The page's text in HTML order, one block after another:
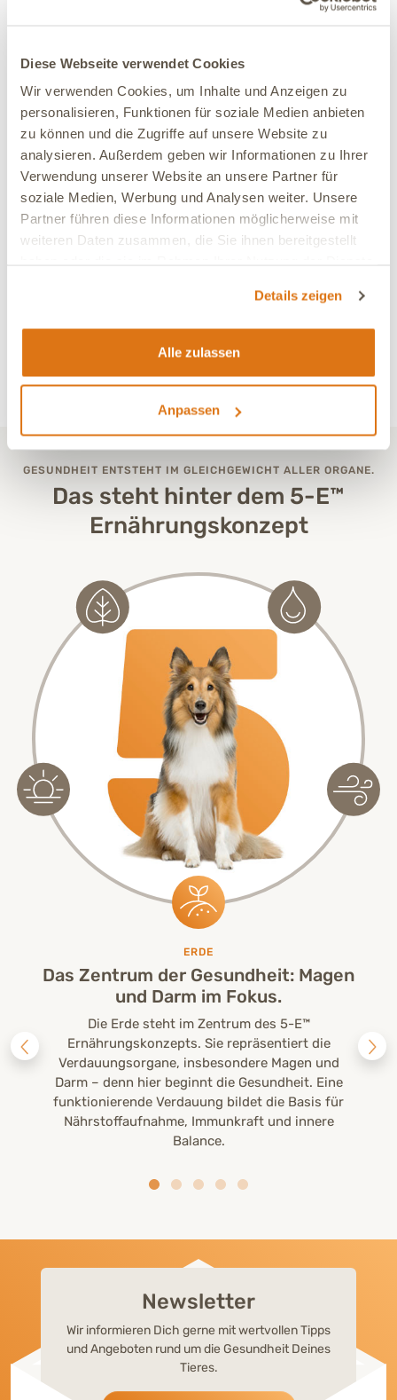
Diese Webseite verwendet Cookies
Wir verwenden Cookies, um Inhalte und Anzeigen zu
personalisieren, Funktionen für soziale Medien anbieten
zu können und die Zugriffe auf unsere Website zu
analysieren. Außerdem geben wir Informationen zu Ihrer
Verwendung unserer Website an unsere Partner für
soziale Medien, Werbung und Analysen weiter. Unsere
Partner führen diese Informationen möglicherweise mit
weiteren Daten zusammen, die Sie ihnen bereitgestellt
Details zeigen
Alle zulassen
Anpassen
4 0
3 0
2 0
1 0
Kundenbewertungen
Nassfutter für Hunde mit Ente, Süßkartoffel
& Blaubeeren"
unserem Produkt hast nimm gerneKontaktzu uns auf.
GESUNDHEIT ENTSTEHT IM GLEICHGEWICHT ALLER ORGANE.
Das steht hinter dem 5-E™
Ernährungskonzept
ERDE
Das Zentrum der Gesundheit: Magen
und Darm im Fokus.
Die Erde steht im Zentrum des 5-E™
Ernährungskonzepts. Sie repräsentiert die
Verdauungsorgane, insbesondere Magen und
Darm – denn hier beginnt die Gesundheit. Eine
funktionierende Verdauung bildet die Basis für
Nährstoffaufnahme, Immunkraft und innere
Balance.
Newsletter
Wir informieren Dich gerne mit wertvollen Tipps
und Angeboten rund um die Gesundheit Deines
Tieres.